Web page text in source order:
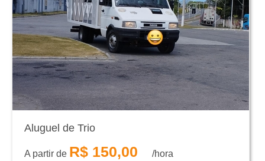
Aluguel de Trio
A partir de R$ 150,00 /hora